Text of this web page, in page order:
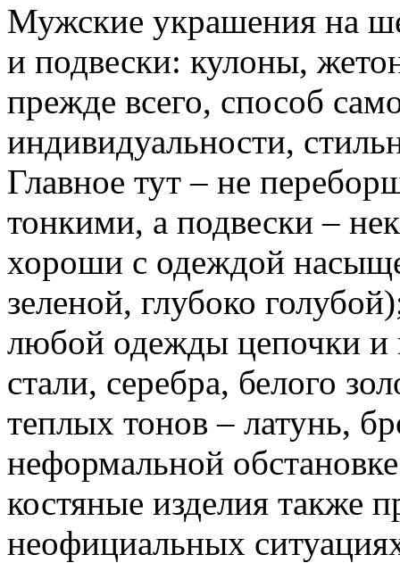
Мужские украшения на
и подвески: кулоны,
прежде всего, способ
индивидуальности,
Главное тут – не
тонкими, а подвески –
хороши с одеждой
зеленой, глубоко
любой одежды цепочки и
стали, серебра, белого
теплых тонов – латунь,
неформальной
костяные изделия также
неофициальных